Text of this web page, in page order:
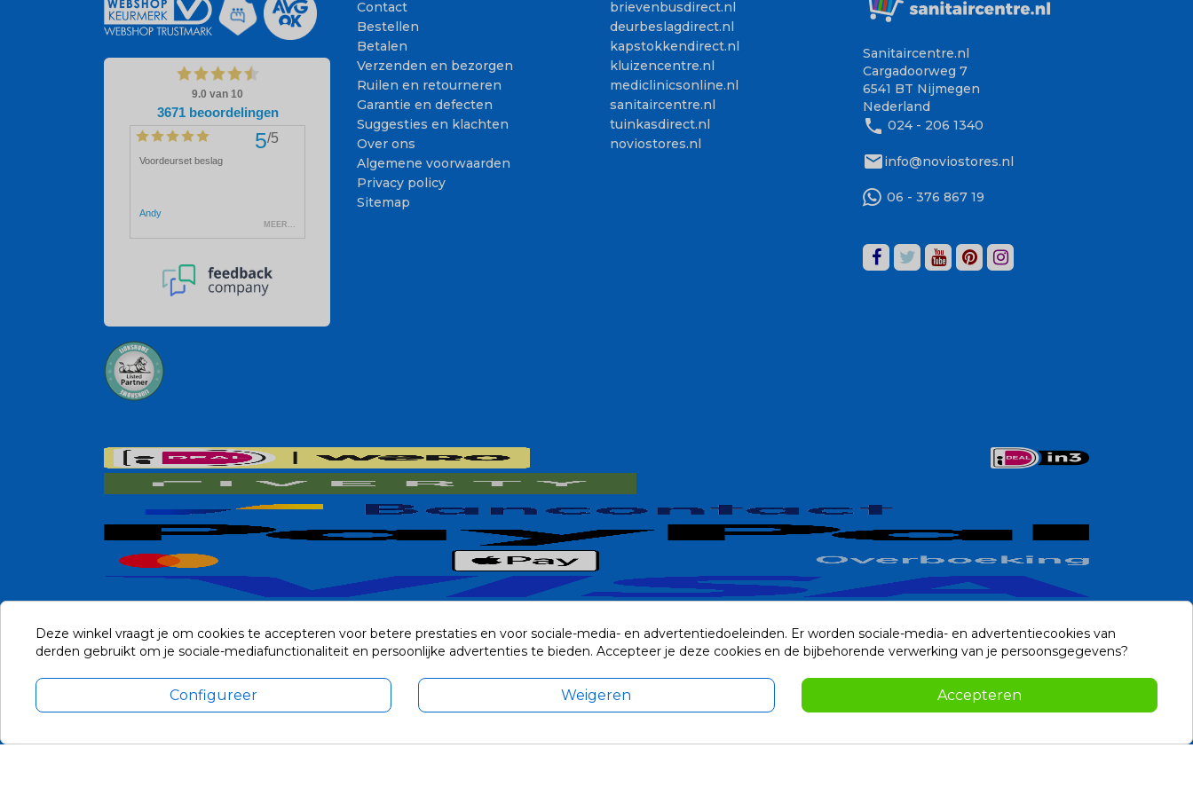
Contact
Bestellen
Betalen
Verzenden en bezorgen
Ruilen en retourneren
Garantie en defecten
Suggesties en klachten
Over ons
Algemene voorwaarden
Privacy policy
Sitemap
brievenbusdirect.nl
deurbeslagdirect.nl
kapstokkendirect.nl
kluizencentre.nl
mediclinicsonline.nl
sanitaircentre.nl
tuinkasdirect.nl
noviostores.nl
Sanitaircentre.nl
Cargadoorweg 7
6541 BT Nijmegen
Nederland
phone 024 - 206 1340
mailinfo@noviostores.nl
06 - 376 867 19
Alle prijzen zijn in Euro, inclusief BTW en andere heffingen en exclusief eventuele verzendkosten.
© 2014-2026 Noviostores.nl. Alle rechten voorbehouden.
Deze winkel vraagt je om cookies te accepteren voor betere prestaties en voor sociale-media- en advertentiedoeleinden. Er worden sociale-media- en advertentiecookies van
derden gebruikt om je sociale-mediafunctionaliteit en persoonlijke advertenties te bieden. Accepteer je deze cookies en de bijbehorende verwerking van je persoonsgegevens?
Configureer Weigeren Accepteren